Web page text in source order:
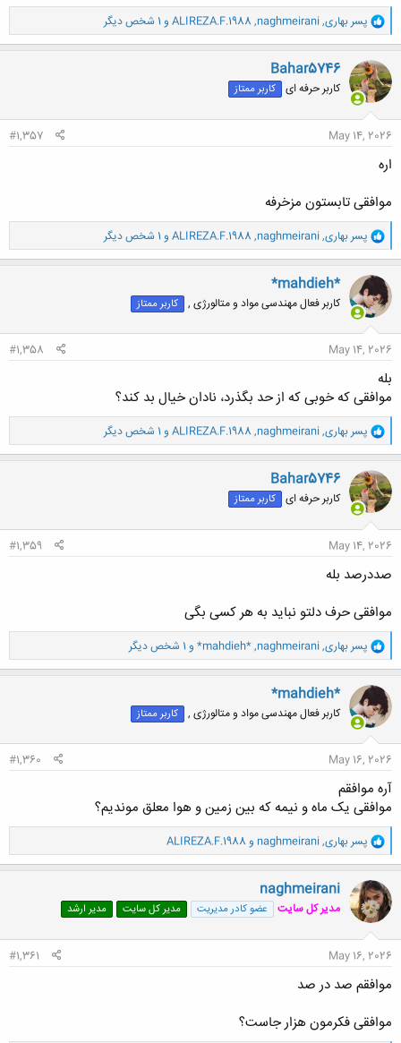
و
ا
ک
ن
ش
ه
ا
پسر بهاری,
naghmeirani
,
ALIREZA.F.1988 و 1 شخص دیگر
Bahar5746
کاربر حرفه ای کاربر ممتاز
May 14, 2026
#1,357
اره
موافقی تابستون مزخرفه
و
ا
ک
ن
ش
ه
ا
پسر بهاری,
naghmeirani
,
ALIREZA.F.1988 و 1 شخص دیگر
*mahdieh*
کاربر فعال مهندسی مواد و متالورژی , کاربر ممتاز
May 14, 2026
#1,358
بله
موافقی که خوبی که از حد بگذرد، نادان خیال بد کند؟
و
ا
ک
ن
ش
ه
ا
پسر بهاری,
naghmeirani
,
ALIREZA.F.1988 و 1 شخص دیگر
Bahar5746
کاربر حرفه ای کاربر ممتاز
May 14, 2026
#1,359
صددرصد بله
موافقی حرف دلتو نباید به هر کسی بگی
و
ا
ک
ن
ش
ه
ا
پسر بهاری,
naghmeirani
,
*mahdieh* و 1 شخص دیگر
*mahdieh*
کاربر فعال مهندسی مواد و متالورژی , کاربر ممتاز
May 16, 2026
#1,360
آره موافقم
موافقی یک ماه و نیمه که بین زمین و هوا معلق موندیم؟
و
ا
ک
ن
ش
ه
ا
پسر بهاری,
naghmeirani و ALIREZA.F.1988
naghmeirani
مدیر کل سایت عضو کادر مدیریت مدیر کل سایت مدیر ارشد
May 16, 2026
#1,361
موافقم صد در صد
موافقی فکرمون هزار جاست؟